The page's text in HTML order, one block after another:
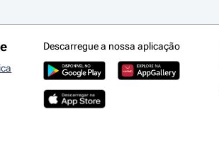
Descarregue a nossa aplicação